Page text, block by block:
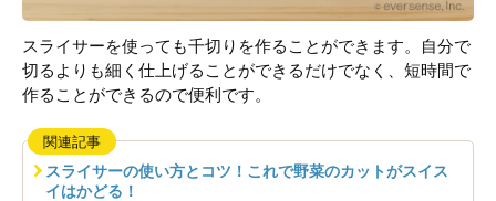
スライサーを使っても千切りを作ることができます。自分で
切るよりも細く仕上げることができるだけでなく、短時間で
作ることができるので便利です。
関連記事
スライサーの使い方とコツ！これで野菜のカットがスイス
イはかどる！